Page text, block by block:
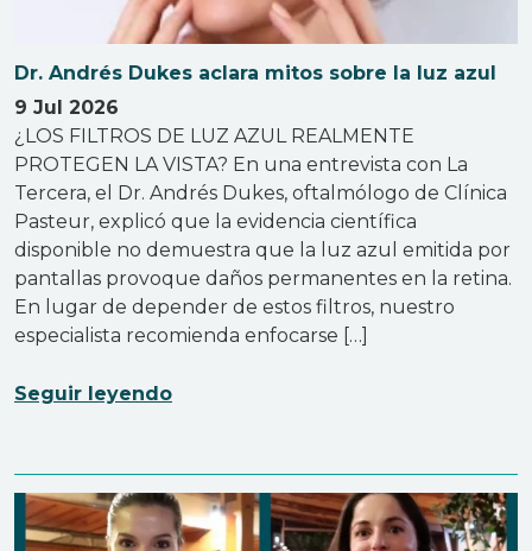
Dr. Andrés Dukes aclara mitos sobre la luz azul
9 Jul 2026
¿LOS FILTROS DE LUZ AZUL REALMENTE
PROTEGEN LA VISTA? En una entrevista con La
Tercera, el Dr. Andrés Dukes, oftalmólogo de Clínica
Pasteur, explicó que la evidencia científica
disponible no demuestra que la luz azul emitida por
pantallas provoque daños permanentes en la retina.
En lugar de depender de estos filtros, nuestro
especialista recomienda enfocarse […]
Seguir leyendo